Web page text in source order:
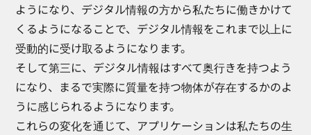
ようになり、デジタル情報の方から私たちに働きかけて
くるようになることで、デジタル情報をこれまで以上に
受動的に受け取るようになります。
そして第三に、デジタル情報はすべて奥行きを持つよう
になり、まるで実際に質量を持つ物体が存在するかのよ
うに感じられるようになります。
これらの変化を通じて、アプリケーションは私たちの生